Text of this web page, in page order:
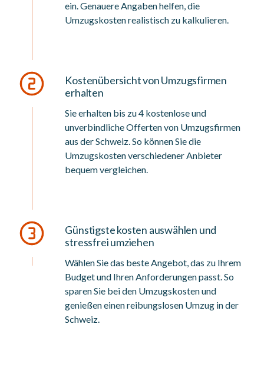
ein. Genauere Angaben helfen, die
Umzugskosten realistisch zu kalkulieren.
Kostenübersicht von Umzugsfirmen
erhalten
Sie erhalten bis zu 4 kostenlose und
unverbindliche Offerten von Umzugsfirmen
aus der Schweiz. So können Sie die
Umzugskosten verschiedener Anbieter
bequem vergleichen.
Günstigste kosten auswählen und
stressfrei umziehen
Wählen Sie das beste Angebot, das zu Ihrem
Budget und Ihren Anforderungen passt. So
sparen Sie bei den Umzugskosten und
genießen einen reibungslosen Umzug in der
Schweiz.